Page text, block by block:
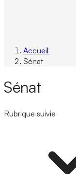
Accueil
Sénat
Sénat
Rubrique suivie